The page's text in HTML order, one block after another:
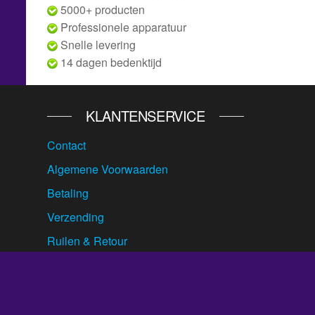
5000+ producten
Professionele apparatuur
Snelle levering
14 dagen bedenktijd
KLANTENSERVICE
Contact
Algemene Voorwaarden
Betaling
Verzending
Ruilen & Retour